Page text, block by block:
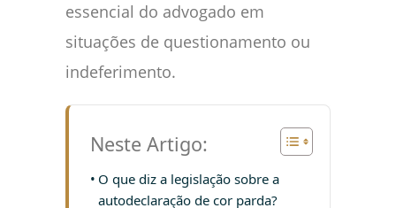
essencial do advogado em
situações de questionamento ou
indeferimento.
Neste Artigo:
O que diz a legislação sobre a
autodeclaração de cor parda?